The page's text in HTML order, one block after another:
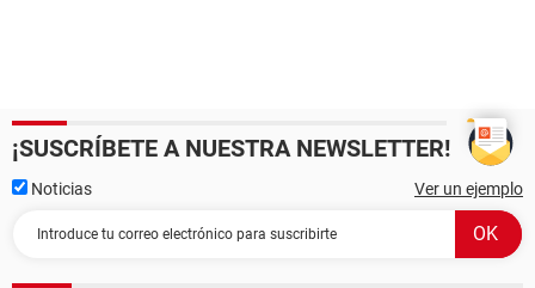
¡SUSCRÍBETE A NUESTRA NEWSLETTER!
Noticias Ver un ejemplo